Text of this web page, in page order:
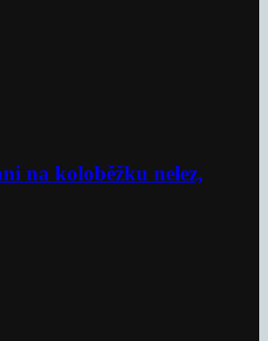
na koloběžku nelez,